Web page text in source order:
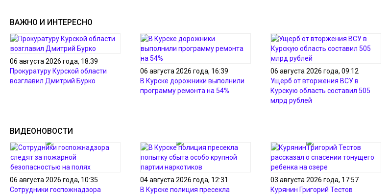
ВАЖНО И ИНТЕРЕСНО
06 августа 2026 года, 18:39
Прокуратуру Курской области
возглавил Дмитрий Бурко
06 августа 2026 года, 16:39
В Курске дорожники выполнили
программу ремонта на 54%
06 августа 2026 года, 09:12
Ущерб от вторжения ВСУ в
Курскую область составил 505
млрд рублей
ВИДЕОНОВОСТИ
06 августа 2026 года, 10:35
Сотрудники госпожнадзора
04 августа 2026 года, 12:31
В Курске полиция пресекла
03 августа 2026 года, 17:57
Курянин Григорий Тестов